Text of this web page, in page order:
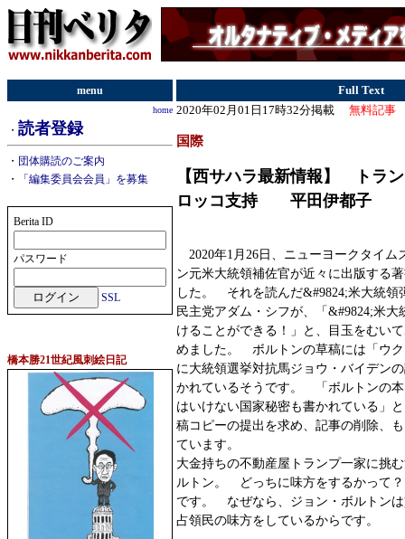
menu
home
・ 読者登録
・ 団体購読のご案内
・
「編集委員会会員」を募集
Berita ID
パスワード
SSL
橋本勝21世紀風刺絵日記
Full Text
2020年02月01日17時32分掲載 無料記事
国際
【西サハラ最新情報】 トラ
ロッコ支持 平田伊都子
2020年1月26日、ニューヨークタイム
ン元米大統領補佐官が近々に出版する
した。 それを読んだ&#9824;米大統領
民主党アダム・シフが、「&#9824;米
けることができる！」と、目玉をむい
めました。 ボルトンの草稿には「ウ
に大統領選挙対抗馬ジョウ・バイデン
かれているそうです。 「ボルトンの
はいけない国家秘密も書かれている」
稿コピーの提出を求め、記事の削除、
ています。
大金持ちの不動産屋トランプ一家に挑
ルトン。 どっちに味方をするかっ
です。 なぜなら、ジョン・ボルトン
占領民の味方をしているからです。